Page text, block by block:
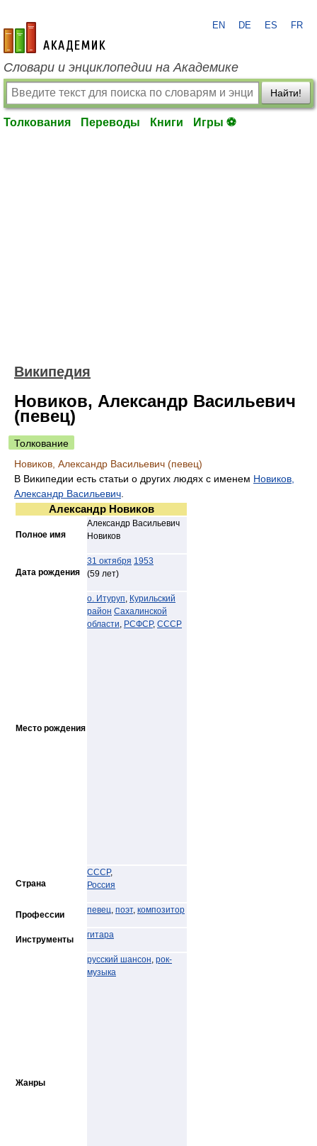
academic.ru
EN DE ES FR
Словари и энциклопедии на Академике
Найти!
Толкования Переводы Книги Игры ⚽
Википедия
Новиков, Александр Васильевич
(певец)
Толкование
Новиков, Александр Васильевич (певец)
В Википедии есть статьи о других людях с именем Новиков,
Александр Васильевич
Александр Новиков
Полное имя
Александр Васильевич
Новиков
Дата рождения
31 октября 1953
(59 лет)
Место рождения
о. Итуруп, Курильский
район Сахалинской
области, РСФСР, СССР
Страна
СССР,
Россия
Профессии певец, поэт, композитор
Инструменты гитара
Жанры
русский шансон, рок-
музыка